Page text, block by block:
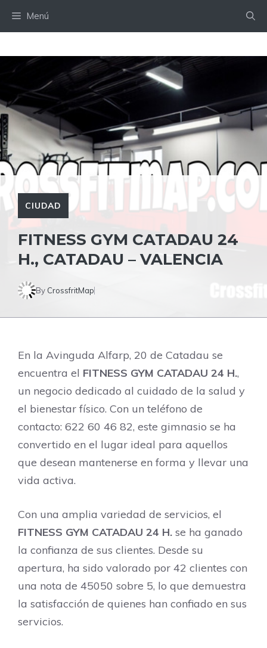
Menú
CIUDAD
FITNESS GYM CATADAU 24
H., CATADAU – VALENCIA
By CrossfritMap
En la Avinguda Alfarp, 20 de Catadau se
encuentra el FITNESS GYM CATADAU 24 H.,
un negocio dedicado al cuidado de la salud y
el bienestar físico. Con un teléfono de
contacto: 622 60 46 82, este gimnasio se ha
convertido en el lugar ideal para aquellos
que desean mantenerse en forma y llevar una
vida activa.
Con una amplia variedad de servicios, el
FITNESS GYM CATADAU 24 H. se ha ganado
la confianza de sus clientes. Desde su
apertura, ha sido valorado por 42 clientes con
una nota de 45050 sobre 5, lo que demuestra
la satisfacción de quienes han confiado en sus
servicios.